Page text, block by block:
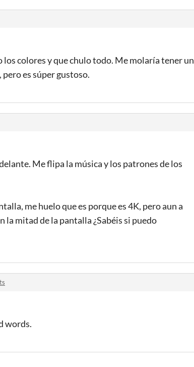
los colores y que chulo todo. Me molaría tener un
es súper gustoso.
Me flipa la música y los patrones de los
me huelo que es porque es 4K, pero aun a
la mitad de la pantalla ¿Sabéis si puedo
words.